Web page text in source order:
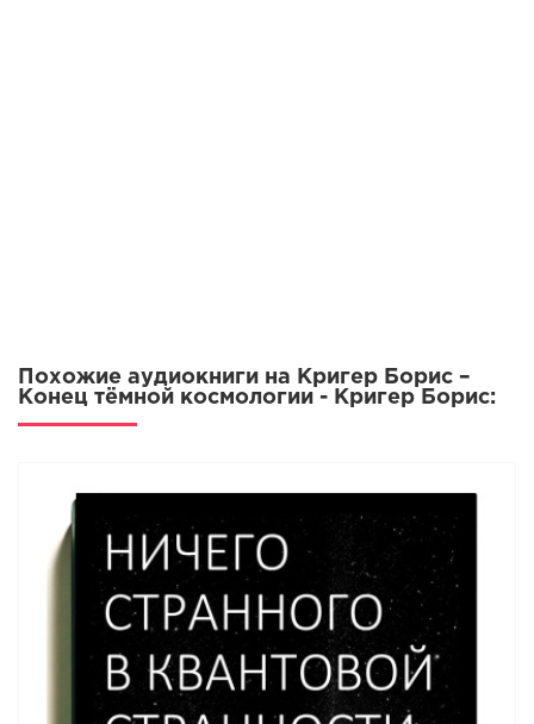
Похожие аудиокниги на Кригер Борис –
Конец тёмной космологии - Кригер Борис: